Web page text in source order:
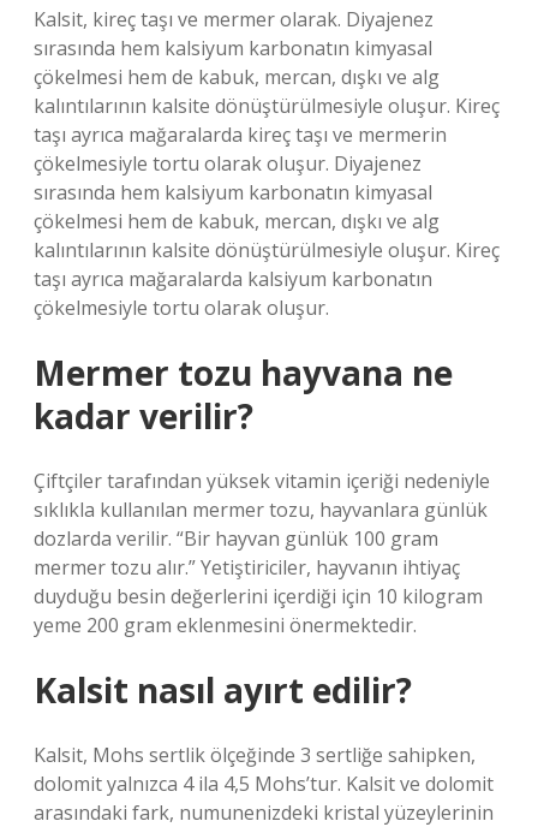
Kalsit, kireç taşı ve mermer olarak. Diyajenez
sırasında hem kalsiyum karbonatın kimyasal
çökelmesi hem de kabuk, mercan, dışkı ve alg
kalıntılarının kalsite dönüştürülmesiyle oluşur. Kireç
taşı ayrıca mağaralarda kireç taşı ve mermerin
çökelmesiyle tortu olarak oluşur. Diyajenez
sırasında hem kalsiyum karbonatın kimyasal
çökelmesi hem de kabuk, mercan, dışkı ve alg
kalıntılarının kalsite dönüştürülmesiyle oluşur. Kireç
taşı ayrıca mağaralarda kalsiyum karbonatın
çökelmesiyle tortu olarak oluşur.
Mermer tozu hayvana ne
kadar verilir?
Çiftçiler tarafından yüksek vitamin içeriği nedeniyle
sıklıkla kullanılan mermer tozu, hayvanlara günlük
dozlarda verilir. “Bir hayvan günlük 100 gram
mermer tozu alır.” Yetiştiriciler, hayvanın ihtiyaç
duyduğu besin değerlerini içerdiği için 10 kilogram
yeme 200 gram eklenmesini önermektedir.
Kalsit nasıl ayırt edilir?
Kalsit, Mohs sertlik ölçeğinde 3 sertliğe sahipken,
dolomit yalnızca 4 ila 4,5 Mohs’tur. Kalsit ve dolomit
arasındaki fark, numunenizdeki kristal yüzeylerinin